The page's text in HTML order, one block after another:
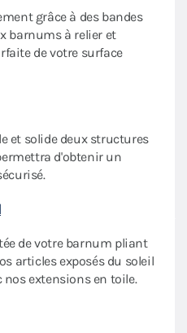
grâce à des bandes
barnums à relier et
de votre surface
et solide deux structures
d'obtenir un
de votre barnum pliant
articles exposés du soleil
extensions en toile.